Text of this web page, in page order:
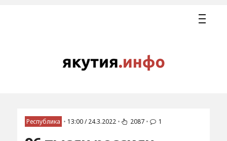
Республика • 13:00 / 24.3.2022 • 2087 • 1